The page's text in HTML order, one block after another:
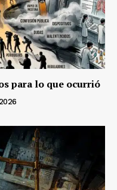
para lo que ocurrió